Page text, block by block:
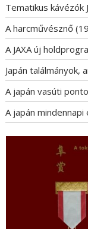
Tematikus kávézók
A harcművésznő
A JAXA új
Japán találmányok,
A japán vasúti
A japán